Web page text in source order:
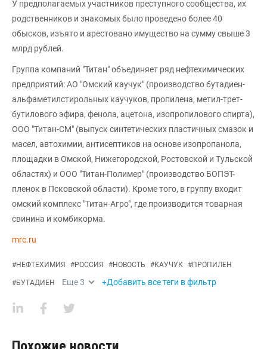
У предполагаемых участников преступного сообщества, их
родственников и знакомых было проведено более 40
обысков, изъято и арестовано имущество на сумму свыше 3
млрд рублей.
Группа компаний "Титан" объединяет ряд нефтехимических
предприятий: АО "Омский каучук" (производство бутадиен-
альфаметилстирольных каучуков, пропилена, метил-трет-
бутилового эфира, фенола, ацетона, изопропилового спирта),
ООО "Титан-СМ" (выпуск синтетических пластичных смазок и
масел, автохимии, антисептиков на основе изопропанола,
площадки в Омской, Нижегородской, Ростовской и Тульской
областях) и ООО "Титан-Полимер" (производство БОПЭТ-
пленок в Псковской области). Кроме того, в группу входит
омский комплекс "Титан-Агро", где производится товарная
свинина и комбикорма.
mrc.ru
#НЕФТЕХИМИЯ #РОССИЯ #НОВОСТЬ #КАУЧУК #ПРОПИЛЕН
#БУТАДИЕН Еще3 +Добавить все теги в фильтр